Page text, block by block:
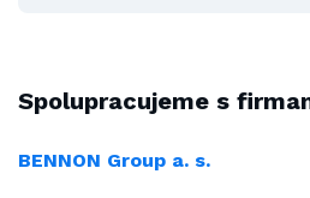
Spolupracujeme s
BENNON Group a. s.